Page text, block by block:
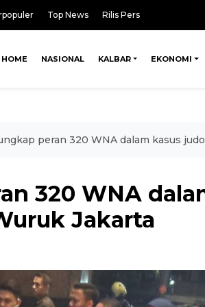
Top News Rilis Pers
HOME NASIONAL KALBAR EKONOMI
peran 320 WNA dalam kasus
320 WNA
Jakarta